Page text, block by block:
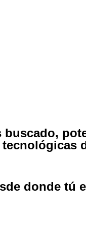
buscado,
donde tú